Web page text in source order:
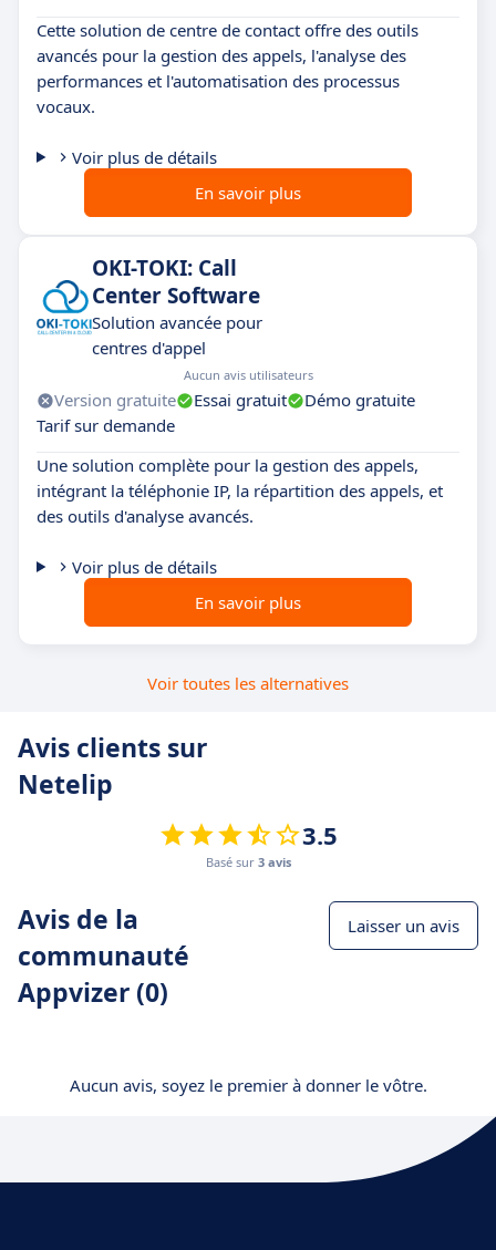
Cette solution de centre de contact offre des outils
avancés pour la gestion des appels, l'analyse des
performances et l'automatisation des processus
vocaux.
Voir plus de détails
En savoir plus
OKI-TOKI: Call
Center Software
Solution avancée pour
centres d'appel
Aucun avis utilisateurs
Version gratuite Essai gratuit
Démo gratuite
Tarif sur demande
Une solution complète pour la gestion des appels,
intégrant la téléphonie IP, la répartition des appels, et
des outils d'analyse avancés.
Voir plus de détails
En savoir plus
Voir toutes les alternatives
Avis clients sur
Netelip
3.5
Basé sur 3 avis
Avis de la
communauté
Appvizer (0)
Laisser un avis
Aucun avis, soyez le premier à donner le vôtre.